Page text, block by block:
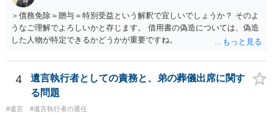
＞債務免除＝贈与＝特別受益という解釈で宜しいでしょうか？ そのよ
うなご理解でよろしいかと存じます。 借用書の偽造については、偽造
した人物が特定できるかどうかが重要ですね。
4
遺言執行者としての責務と、弟の葬儀出席に関す
る問題
#遺言 #遺言執行者の選任